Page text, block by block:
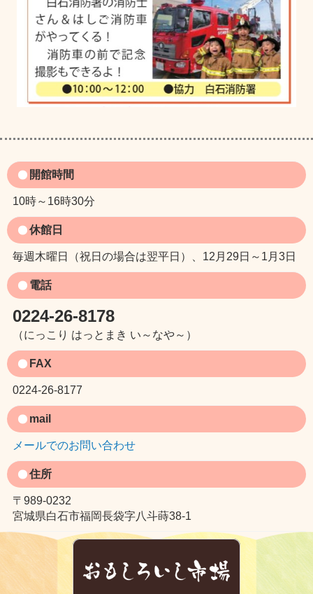
開館時間
10時～16時30分
休館日
毎週木曜日（祝日の場合は翌平日）、12月29日～1月3日
電話
0224-26-8178
（にっこり はっとまき い～なや～）
FAX
0224-26-8177
mail
メールでのお問い合わせ
住所
〒989-0232
宮城県白石市福岡長袋字八斗蒔38-1